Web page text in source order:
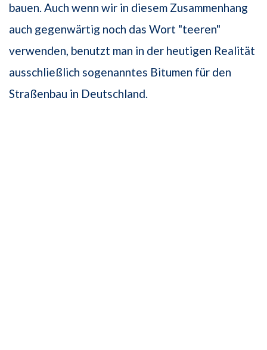
bauen. Auch wenn wir in diesem Zusammenhang
auch gegenwärtig noch das Wort "teeren"
verwenden, benutzt man in der heutigen Realität
ausschließlich sogenanntes Bitumen für den
Straßenbau in Deutschland.